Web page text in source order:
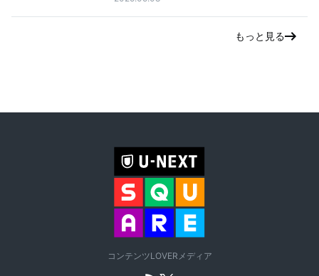
もっと見る
コンテンツLOVERメディア